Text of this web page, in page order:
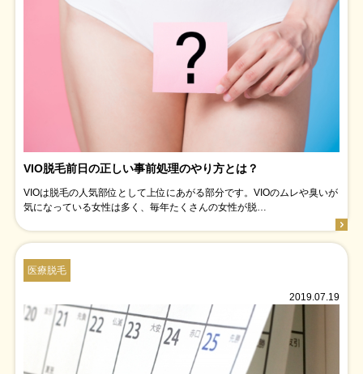
VIO脱毛前日の正しい事前処理のやり方とは？
VIOは脱毛の人気部位として上位にあがる部分です。VIOのムレや臭いが
気になっている女性は多く、毎年たくさんの女性が脱…
医療脱毛
2019.07.19